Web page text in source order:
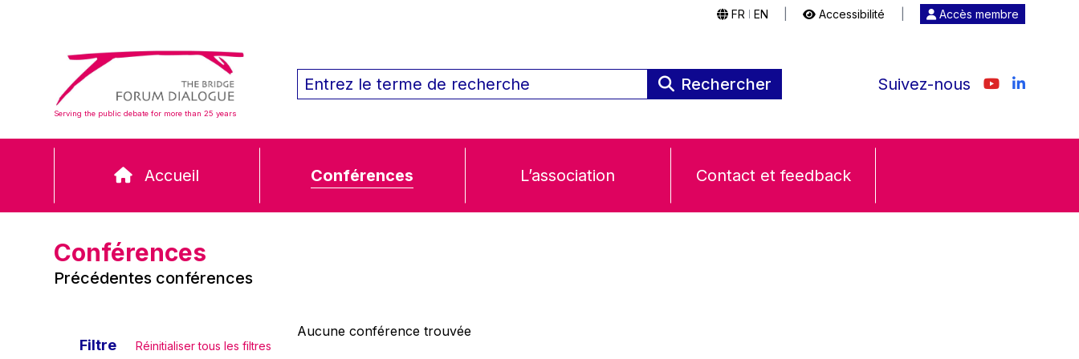
FR EN Accessibilité Accès membre
Serving the public debate for more than 25 years
Rechercher Suivez-nous
Accueil Conférences L’association Contact et feedback
Conférences
Précédentes conférences
Filtre Réinitialiser tous les filtres
Aucune conférence trouvée